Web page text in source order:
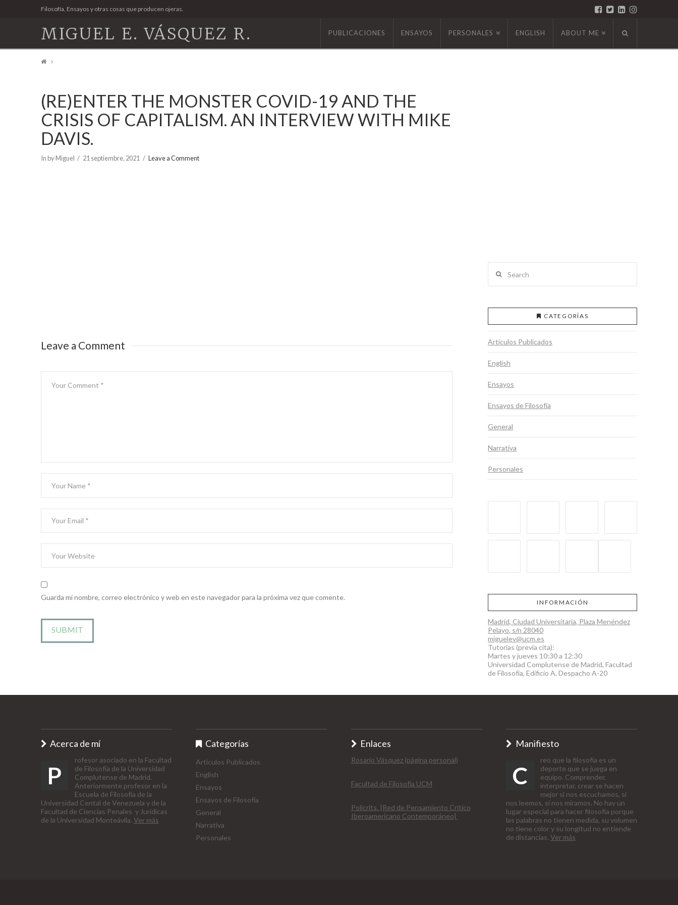
Filosofía, Ensayos y otras cosas que producen ojeras.
MIGUEL E. VÁSQUEZ R. PUBLICACIONES ENSAYOS PERSONALES ENGLISH ABOUT ME
(RE)ENTER THE MONSTER COVID-19 AND THE
CRISIS OF CAPITALISM. AN INTERVIEW WITH MIKE
DAVIS.
In by Miguel 21 septiembre, 2021 Leave a Comment
Leave a Comment
Guarda mi nombre, correo electrónico y web en este navegador para la próxima vez que comente.
CATEGORÍAS
Artículos Publicados
English
Ensayos
Ensayos de Filosofía
General
Narrativa
Personales
INFORMACIÓN
Madrid, Ciudad Universitaria, Plaza Menéndez
Pelayo, s/n 28040
miguelev@ucm.es
Tutorías (previa cita):
Martes y jueves 10:30 a 12:30
Universidad Complutense de Madrid, Facultad
de Filosofía, Edificio A, Despacho A-20
Acerca de mí
P
rofesor asociado en la Facultad
de Filosofía de la Universidad
Complutense de Madrid.
Anteriormente profesor en la
Escuela de Filosofía de la
Universidad Cental de Venezuela y de la
Facultad de Ciencias Penales y Jurídicas
de la Universidad Monteávila. Ver más
Categorías
Artículos Publicados
English
Ensayos
Ensayos de Filosofía
General
Narrativa
Personales
Enlaces
Rosario Vásquez (página personal)
Facultad de Filosofía UCM
Policrits. |Red de Pensamiento Crítico
Iberoamericano Contemporáneo|
Manifiesto
C
reo que la filosofía es un
deporte que se juega en
equipo. Comprender,
interpretar, crear se hacen
mejor si nos escuchamos, si
nos leemos, si nos miramos. No hay un
lugar especial para hacer filosofía porque
las palabras no tienen medida, su volumen
no tiene color y su longitud no entiende
de distancias.Ver más